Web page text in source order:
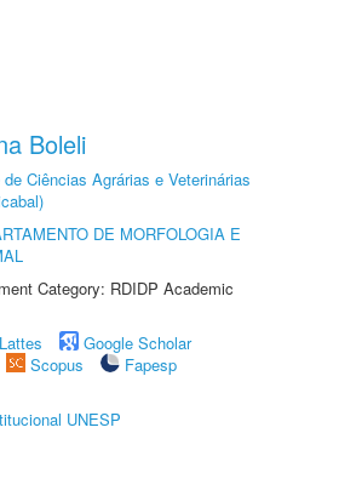
Boleli
de Ciências Agrárias e Veterinárias
DE MORFOLOGIA E
Category: RDIDP Academic
Google Scholar
Scopus
Fapesp
UNESP